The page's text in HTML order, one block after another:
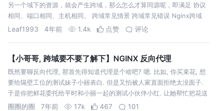
另一个域下的资源，就会产生跨域，那么怎么才算同源呢，即满足 协议
相同、端口相同、主机相同。 跨域常见情景 跨域常见错误 Nginx跨域
Leaf1993 4年前 1.4k 点赞 评论
【小哥哥, 跨域要不要了解下】NGINX 反向代理
既然要聊反向代理, 那首先得知道代理是个啥吧? 嗯. 比如, 你买束花, 想
要给隔壁工位的测试妹子小丽表白. 但是又怕被人家直面拒绝太没面子.
于是你把鲜花委托给平时和小丽一起的测试小伙伴小红. 让她帮忙把花送
给小丽. 这就是一个简单的代理过程, 小红作为代理帮你把花送给了小
圈圈的圈 7年前 17k 467 101